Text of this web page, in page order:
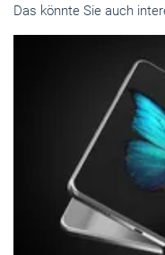
Das könnte Sie auch